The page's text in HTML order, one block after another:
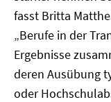
fasst Britta
„Berufe in der
Ergebnisse
deren Ausübung
oder